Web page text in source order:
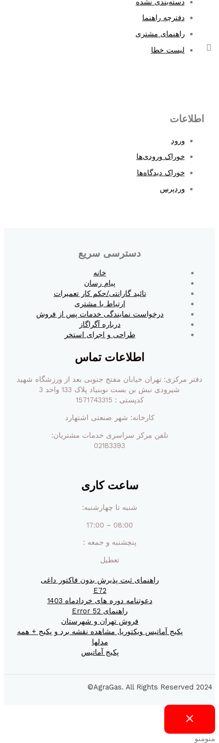
دسته‌بندی نشده
دفترچه راهنما
راهنمای مشتری
لیست خطا
اطلاعات
ورود
خوراک ورودی‌ها
خوراک دیدگاه‌ها
وردپرس
دسترسی سریع
خانه
پیام رسان
تائید گارانتی/حکم کار تعمیرات
ارتباط با مشتری
درخواست نمایندگی خدمات پس از فروش
درباره آگراگاز
طراحی و اجرای استخر
اطلاعات تماس
دفتر مرکزی: تهران خیابان مفتح جنوبی بعد از ورزشگاه شهید
شیرودی نبش بن بست نوبنیاد پلاک 133 واحد 3
کدپستی : 1571743315
کارخانه: شهر صنعتی اشتهارد
تلفن مرکز سراسری خدمات مشتریان:
02183393
ساعت کاری
شنبه تا چهارشنبه:
08:00 – 17:00
پنچشنبه و جمعه :
تعطیل
راهنمای ثبت پذیرش بدون فاکتور داغی
E72
دعوتنامه دوره های خردادماه 1403
راهنمای Error 52
فروش تهران و شهرستان
پکیج آماتیس ویکتوریا, مشاهده نقشه برد و پکیج + همه
مدلها
پکیج آماتیس
منومنو